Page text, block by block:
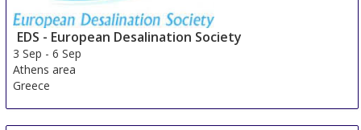
EDS - European Desalination Society
3 Sep -6 Sep
Athens area
Greece